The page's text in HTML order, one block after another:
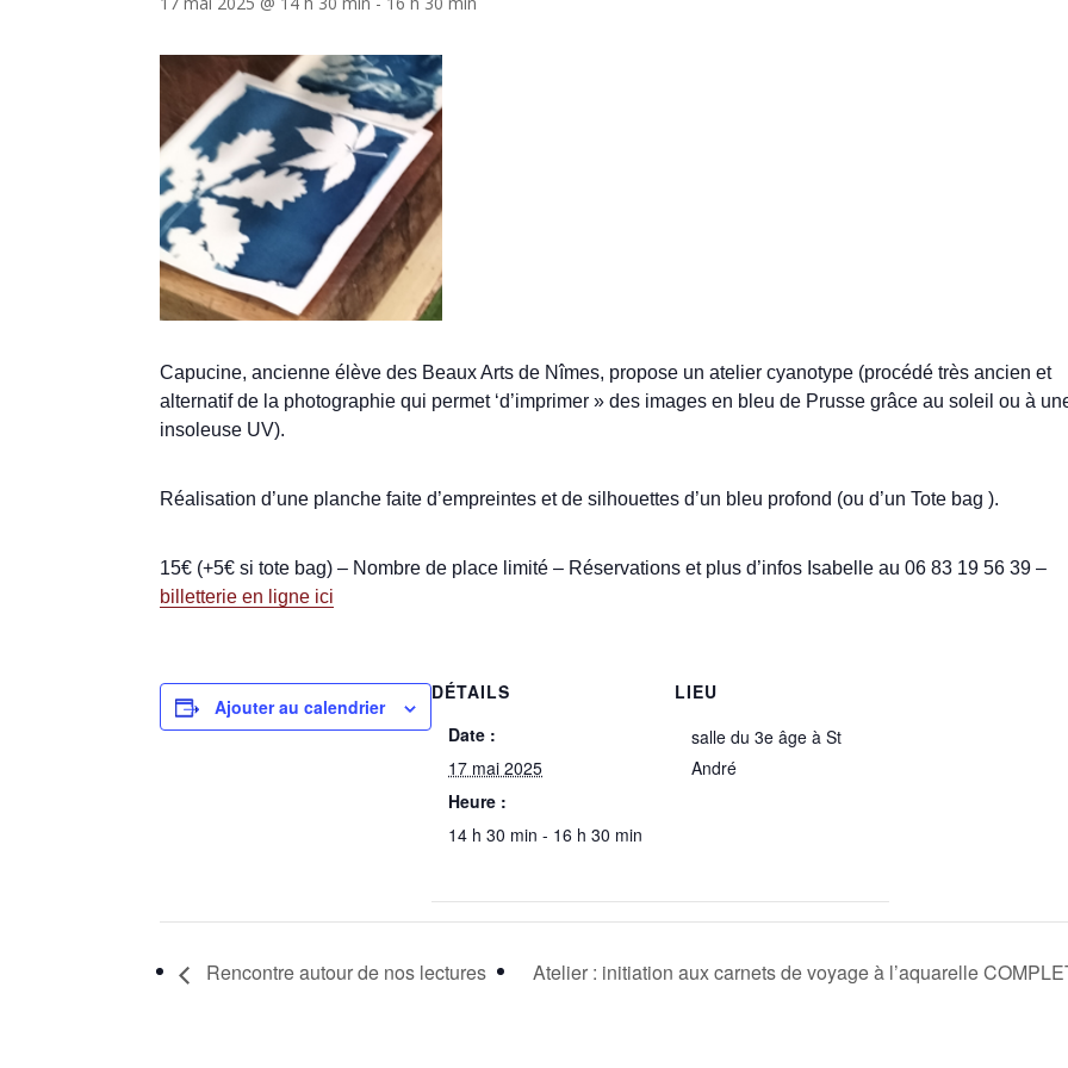
Capucine, ancienne élève des Beaux Arts de Nîmes, propose un atelier cyanotype (procédé très ancien et
alternatif de la photographie qui permet ‘d’imprimer » des images en bleu de Prusse grâce au soleil ou à
insoleuse UV).
Réalisation d’une planche faite d’empreintes et de silhouettes d’un bleu profond (ou d’un Tote bag ).
15€ (+5€ si tote bag) – Nombre de place limité – Réservations et plus d’infos Isabelle au 06 83 19 56 39 –
billetterie en ligne ici
Ajouter au calendrier
DÉTAILS
Date :
17 mai 2025
Heure :
14 h 30 min - 16 h 30 min
LIEU
salle du 3e âge à St
André
Rencontre autour de nos lectures Atelier : initiation aux carnets de voyage à l’aquarelle